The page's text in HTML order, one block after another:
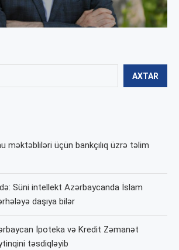
AXTAR
məktəbliləri üçün bankçılıq üzrə təlim
Süni intellekt Azərbaycanda İslam
daşıya bilər
İpoteka və Kredit Zəmanət
təsdiqləyib